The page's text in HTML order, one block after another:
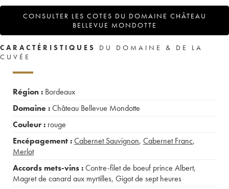
CONSULTER LES COTES DU DOMAINE CHÂTEAU
BELLEVUE MONDOTTE
CARACTÉRISTIQUES
DU DOMAINE & DE LA
CUVÉE
Région : Bordeaux
Domaine :Château Bellevue Mondotte
Couleur : rouge
Encépagement :Cabernet Sauvignon, Cabernet Franc,
Merlot
Accords mets-vins :Contre-filet de boeuf prince Albert,
Magret de canard aux myrtilles, Gigot de sept heures